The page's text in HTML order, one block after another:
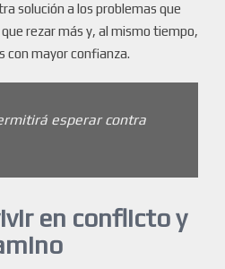
solución a los problemas que
rezar más y, al mismo tiempo,
con mayor confianza.
esperar contra
en conflicto y